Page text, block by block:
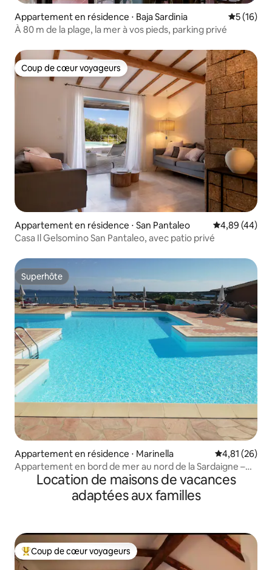
Appartement en résidence ⋅ Baja Sardinia
5 (16)
À 80 m de la plage, la mer à vos pieds, parking privé
Coup de cœur voyageurs
Coup de cœur voyageurs
Appartement en résidence ⋅ San Pantaleo Évaluation
4,89 (44)
Casa Il Gelsomino San Pantaleo, avec patio privé
Superhôte
Superhôte
Appartement en résidence ⋅ Marinella Évaluation
4,81 (26)
Appartement en bord de mer au nord de la Sardaigne –
Véranda – Piscine – Climatisation
Location de maisons de vacances
adaptées aux familles
Coups de cœur voyageurs les plus appréciés
Coup de cœur voyageurs